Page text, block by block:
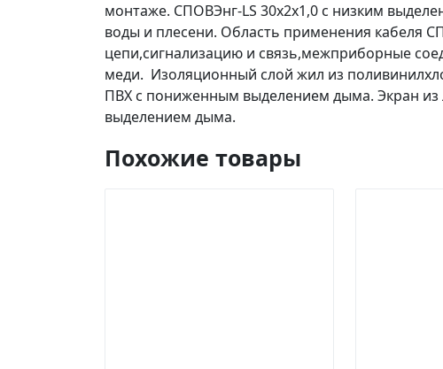
монтаже. СПОВЭнг-LS 30х2х1,0 с низким
воды и плесени. Область применения кабеля
цепи,сигнализацию и связь,межприборные
меди. Изоляционный слой жил из
ПВХ с пониженным выделением дыма. Экран
выделением дыма.
Похожие товары